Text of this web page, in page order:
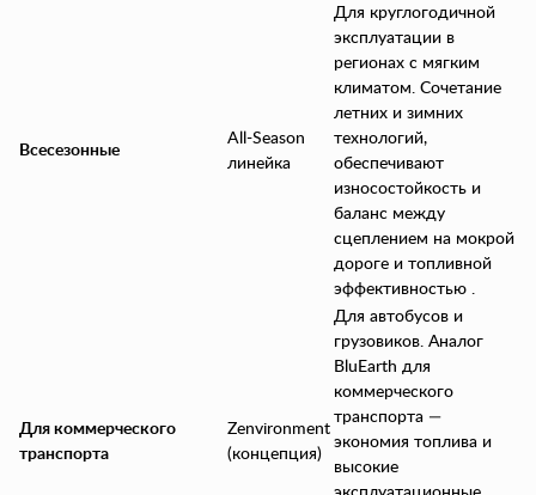
Всесезонные
All-Season
линейка
Для круглогодичной
эксплуатации в
регионах с мягким
климатом. Сочетание
летних и зимних
технологий,
обеспечивают
износостойкость и
баланс между
сцеплением на мокрой
дороге и топливной
эффективностью .
Для коммерческого
транспорта
Zenvironment
(концепция)
Для автобусов и
грузовиков. Аналог
BluEarth для
коммерческого
транспорта —
экономия топлива и
высокие